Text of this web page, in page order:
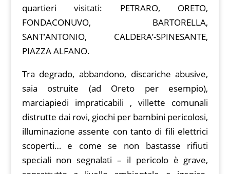
quartieri visitati: PETRARO, ORETO,
FONDACONUVO, BARTORELLA,
SANT’ANTONIO, CALDERA’-SPINESANTE,
PIAZZA ALFANO.
Tra degrado, abbandono, discariche abusive,
saia ostruite (ad Oreto per esempio),
marciapiedi impraticabili , villette comunali
distrutte dai rovi, giochi per bambini pericolosi,
illuminazione assente con tanto di fili elettrici
scoperti… e come se non bastasse rifiuti
speciali non segnalati – il pericolo è grave,